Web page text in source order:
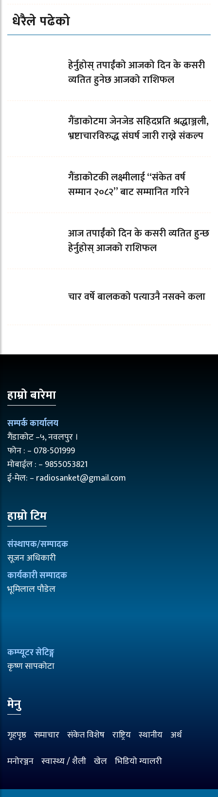
धेरैले पढेको
हेर्नुहोस् तपाईंको आजको दिन के कसरी
व्यतित हुनेछ आजको राशिफल
गैंडाकोटमा जेनजेड सहिदप्रति श्रद्धाञ्जली,
भ्रष्टाचारविरुद्ध संघर्ष जारी राख्ने संकल्प
गैंडाकोटकी लक्ष्मीलाई “संकेत वर्ष
सम्मान २०८२” बाट सम्मानित गरिने
आज तपाईँको दिन के कसरी व्यतित हुन्छ
हेर्नुहोस् आजको राशिफल
चार वर्षे बालकको पत्याउनै नसक्ने कला
हाम्रो बारेमा
सम्पर्क कार्यालय
गैंडाकोट –५, नवलपुर ।
फोन : – 078-501999
मोबाईल : – 9855053821
ई-मेल: – radiosanket@gmail.com
हाम्रो टिम
संस्थापक/सम्पादक
सूजन अधिकारी
कार्यकारी सम्पादक
भूमिलाल पौडेल
कम्प्यूटर सेटिङ्ग
कृष्ण सापकोटा
मेनु
गृहपृष्ठ समाचार संकेत विशेष राष्ट्रिय स्थानीय अर्थ
मनोरञ्जन स्वास्थ्य / शैली खेल भिडियो ग्यालरी